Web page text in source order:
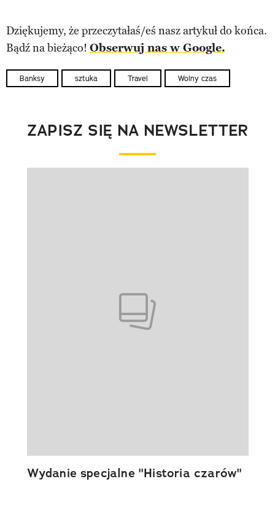
Dziękujemy, że przeczytałaś/eś nasz artykuł do końca.
Bądź na bieżąco! Obserwuj nas w Google.
Banksy sztuka Travel Wolny czas
ZAPISZ SIĘ NA NEWSLETTER
Wydanie specjalne "Historia czarów"